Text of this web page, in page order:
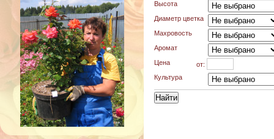
Высота
Диаметр цветка
Махровость
Аромат
Цена
от:
Культура